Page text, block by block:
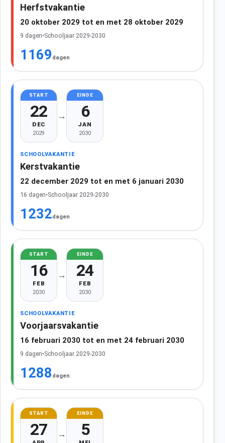
Herfstvakantie
20 oktober 2029 tot en met 28 oktober 2029
9 dagen•Schooljaar 2029-2030
1169 dagen
START
22
DEC
2029
→
EINDE
6
JAN
2030
SCHOOLVAKANTIE
Kerstvakantie
22 december 2029 tot en met 6 januari 2030
16 dagen•Schooljaar 2029-2030
1232dagen
START
16
FEB
2030
→
EINDE
24
FEB
2030
SCHOOLVAKANTIE
Voorjaarsvakantie
16 februari 2030 tot en met 24 februari 2030
9 dagen•Schooljaar 2029-2030
1288 dagen
START
27 →
EINDE
5